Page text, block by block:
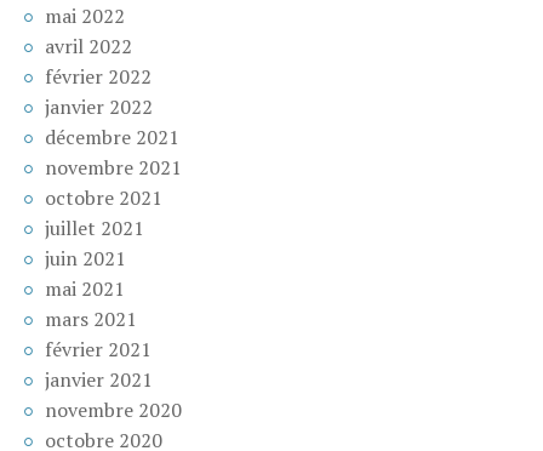
mai 2022
avril 2022
février 2022
janvier 2022
décembre 2021
novembre 2021
octobre 2021
juillet 2021
juin 2021
mai 2021
mars 2021
février 2021
janvier 2021
novembre 2020
octobre 2020